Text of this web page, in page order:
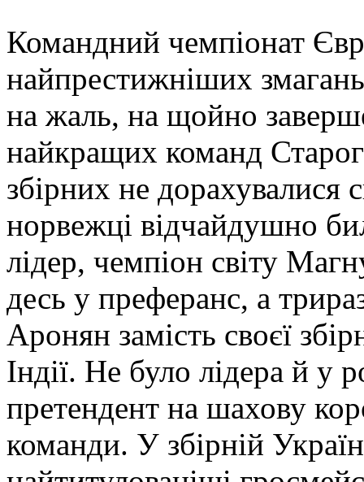
Командний чемпіонат
найпрестижніших
на жаль, на щойно
найкращих команд
збірних не дорахувалися
норвежці відчайдушно
лідер, чемпіон світу
десь у преферанс, а
Аронян замість своєї
Індії. Не було лідера й
претендент на шахову
команди. У збірній